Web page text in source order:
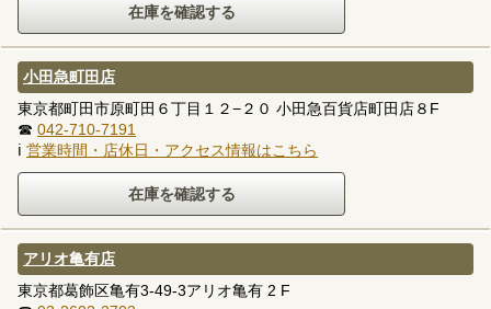
小田急町田店
東京都町田市原町田６丁目１２−２０ 小田急百貨店町田店８F
☎ 042-710-7191
ℹ 営業時間・店休日・アクセス情報はこちら
アリオ亀有店
東京都葛飾区亀有3-49-3アリオ亀有 2 F